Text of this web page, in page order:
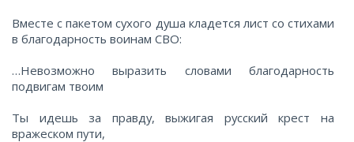
Вместе с пакетом сухого душа кладется лист со стихами
в благодарность воинам СВО:
…Невозможно выразить словами благодарность
подвигам твоим
Ты идешь за правду, выжигая русский крест на
вражеском пути,